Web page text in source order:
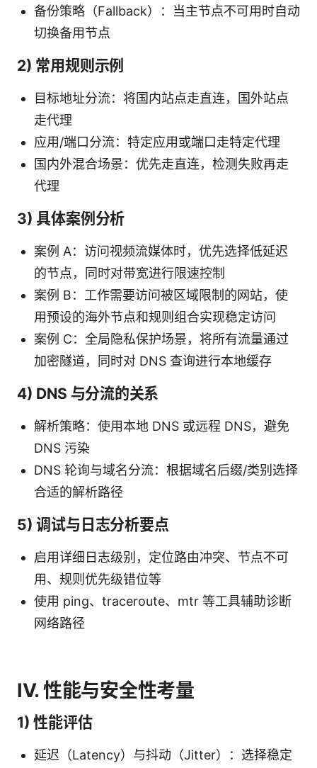
备份策略（Fallback）：当主节点不可用时自动
切换备用节点
2) 常用规则示例
目标地址分流：将国内站点走直连，国外站点
走代理
应用/端口分流：特定应用或端口走特定代理
国内外混合场景：优先走直连，检测失败再走
代理
3) 具体案例分析
案例 A：访问视频流媒体时，优先选择低延迟
的节点，同时对带宽进行限速控制
案例 B：工作需要访问被区域限制的网站，使
用预设的海外节点和规则组合实现稳定访问
案例 C：全局隐私保护场景，将所有流量通过
加密隧道，同时对 DNS 查询进行本地缓存
4) DNS 与分流的关系
解析策略：使用本地 DNS 或远程 DNS，避免
DNS 污染
DNS 轮询与域名分流：根据域名后缀/类别选择
合适的解析路径
5) 调试与日志分析要点
启用详细日志级别，定位路由冲突、节点不可
用、规则优先级错位等
使用 ping、traceroute、mtr 等工具辅助诊断
网络路径
IV. 性能与安全性考量
1) 性能评估
延迟（Latency）与抖动（Jitter）：选择稳定